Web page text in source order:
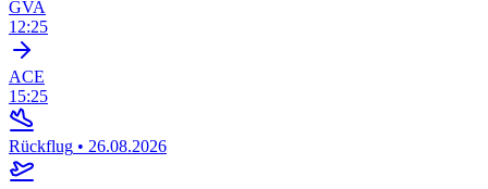
GVA
12:25
ACE
15:25
Rückflug • 26.08.2026